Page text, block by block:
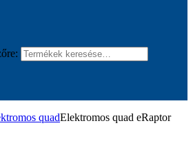
quadElektromos quad eRaptor